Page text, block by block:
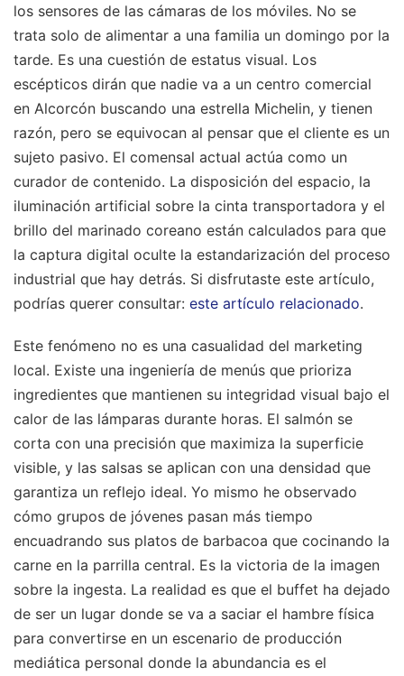
los sensores de las cámaras de los móviles. No se
trata solo de alimentar a una familia un domingo por la
tarde. Es una cuestión de estatus visual. Los
escépticos dirán que nadie va a un centro comercial
en Alcorcón buscando una estrella Michelin, y tienen
razón, pero se equivocan al pensar que el cliente es un
sujeto pasivo. El comensal actual actúa como un
curador de contenido. La disposición del espacio, la
iluminación artificial sobre la cinta transportadora y el
brillo del marinado coreano están calculados para que
la captura digital oculte la estandarización del proceso
industrial que hay detrás. Si disfrutaste este artículo,
podrías querer consultar: este artículo relacionado.
Este fenómeno no es una casualidad del marketing
local. Existe una ingeniería de menús que prioriza
ingredientes que mantienen su integridad visual bajo el
calor de las lámparas durante horas. El salmón se
corta con una precisión que maximiza la superficie
visible, y las salsas se aplican con una densidad que
garantiza un reflejo ideal. Yo mismo he observado
cómo grupos de jóvenes pasan más tiempo
encuadrando sus platos de barbacoa que cocinando la
carne en la parrilla central. Es la victoria de la imagen
sobre la ingesta. La realidad es que el buffet ha dejado
de ser un lugar donde se va a saciar el hambre física
para convertirse en un escenario de producción
mediática personal donde la abundancia es el